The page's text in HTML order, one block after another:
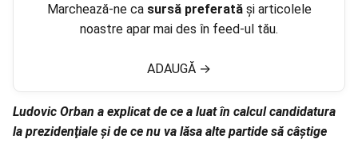
Marchează-ne ca sursă preferatăși articolele
noastre apar mai des în feed-ul tău.
ADAUGĂ →
Ludovic Orban a explicat de ce a luat în calcul candidatura
la prezidenţiale și de ce nu va lăsa alte partide să câștige